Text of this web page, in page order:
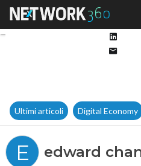
Ultimi articoli Digital Economy
E edward